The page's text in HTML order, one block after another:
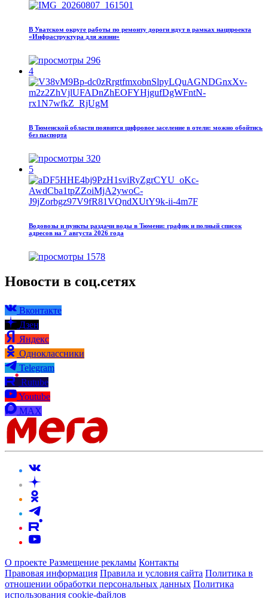
В Уватском округе работы по ремонту дороги идут в рамках нацпроекта
«Инфраструктура для жизни»
296
4
В Тюменской области появится цифровое заселение в отели: можно обойтись
без паспорта
320
5
Водовозы и пункты раздачи воды в Тюмени: график и полный список
адресов на 7 августа 2026 года
1578
Новости в соц.сетях
Вконтакте
Дзен
Яндекс
Одноклассники
Telegram
Rutube
Youtube
MAX
О проекте Размещение рекламы Контакты
Правовая информация Правила и условия сайта Политика в
отношении обработки персональных данных Политика
использования cookie-файлов